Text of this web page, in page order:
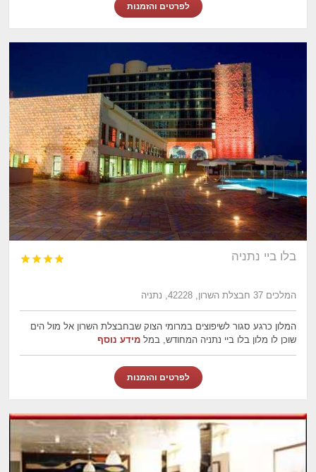
לפרטים והזמנות
בלו ביי נתניה 



המלכים 37 חבצלת השרון, 42228, נתניה
המלון כרגע סגור לשיפוצים במרומי הצוק שבחבצלת השרון אל מול הים
שוכן לו מלון בלו ביי נתניה המחודש, במלמידע נוסף
לפרטים והזמנות